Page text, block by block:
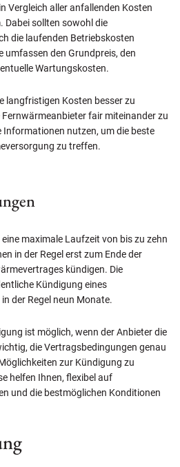
Vergleich aller anfallenden Kosten
Dabei sollten sowohl die
die laufenden Betriebskosten
umfassen den Grundpreis, den
Wartungskosten.
langfristigen Kosten besser zu
fair miteinander zu
Informationen nutzen, um die beste
zu treffen.
maximale Laufzeit von bis zu zehn
in der Regel erst zum Ende der
kündigen. Die
Kündigung eines
der Regel neun Monate.
ist möglich, wenn der Anbieter die
die Vertragsbedingungen genau
zur Kündigung zu
helfen Ihnen, flexibel auf
und die bestmöglichen Konditionen